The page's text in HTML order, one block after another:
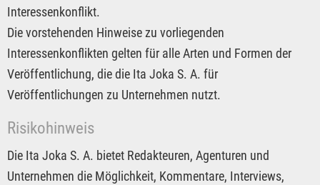
Interessenkonflikt.
Die vorstehenden Hinweise zu vorliegenden
Interessenkonflikten gelten für alle Arten und Formen der
Veröffentlichung, die die Ita Joka S. A. für
Veröffentlichungen zu Unternehmen nutzt.
Risikohinweis
Die Ita Joka S. A. bietet Redakteuren, Agenturen und
Unternehmen die Möglichkeit, Kommentare, Interviews,